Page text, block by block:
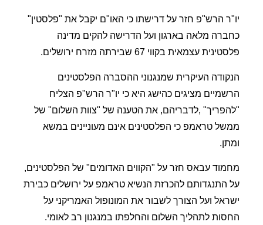
יו"ר הרש"פ חזר על דרישתו כי האו"ם יקבל את "פלסטין"
כחברה מלאה בארגון ועל הדרישה להקים מדינה
פלסטינית עצמאית בקווי 67 שבירתה מזרח ירושלים.
הנקודה העיקרית שמנגנוני ההסברה הפלסטינים
הרשמיים מציגים כהישג היא כי יו"ר הרש"פ הצליח
"להפריך" ,לדבריהם, את הטענה של "צוות השלום" של
ממשל טראמפ כי הפלסטינים אינם מעוניינים במשא
ומתן.
מחמוד עבאס חזר על "הקווים האדומים" של הפלסטינים,
על התנגדותם להכרזת הנשיא טראמפ על ירושלים כבירת
ישראל ועל הצורך לשבור את המונופול האמריקני על
החסות לתהליך השלום והחלפתו במנגנון רב לאומי.